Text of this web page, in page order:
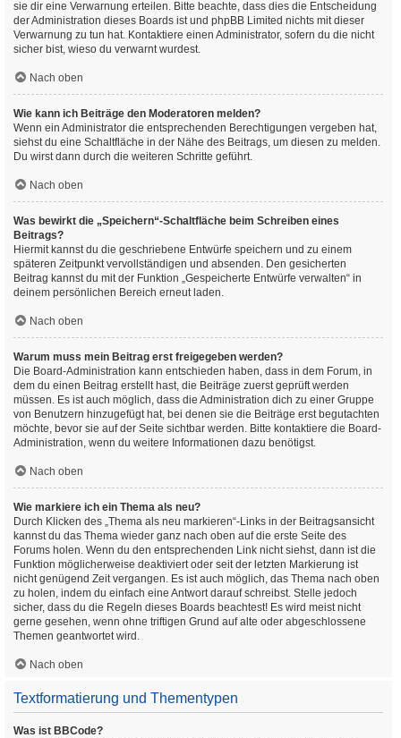
sie dir eine Verwarnung erteilen. Bitte beachte, dass dies die Entscheidung
der Administration dieses Boards ist und phpBB Limited nichts mit dieser
Verwarnung zu tun hat. Kontaktiere einen Administrator, sofern du die nicht
sicher bist, wieso du verwarnt wurdest.
Nach oben
Wie kann ich Beiträge den Moderatoren melden?
Wenn ein Administrator die entsprechenden Berechtigungen vergeben hat,
siehst du eine Schaltfläche in der Nähe des Beitrags, um diesen zu melden.
Du wirst dann durch die weiteren Schritte geführt.
Nach oben
Was bewirkt die „Speichern“-Schaltfläche beim Schreiben eines
Beitrags?
Hiermit kannst du die geschriebene Entwürfe speichern und zu einem
späteren Zeitpunkt vervollständigen und absenden. Den gesicherten
Beitrag kannst du mit der Funktion „Gespeicherte Entwürfe verwalten“ in
deinem persönlichen Bereich erneut laden.
Nach oben
Warum muss mein Beitrag erst freigegeben werden?
Die Board-Administration kann entschieden haben, dass in dem Forum, in
dem du einen Beitrag erstellt hast, die Beiträge zuerst geprüft werden
müssen. Es ist auch möglich, dass die Administration dich zu einer Gruppe
von Benutzern hinzugefügt hat, bei denen sie die Beiträge erst begutachten
möchte, bevor sie auf der Seite sichtbar werden. Bitte kontaktiere die Board-
Administration, wenn du weitere Informationen dazu benötigst.
Nach oben
Wie markiere ich ein Thema als neu?
Durch Klicken des „Thema als neu markieren“-Links in der Beitragsansicht
kannst du das Thema wieder ganz nach oben auf die erste Seite des
Forums holen. Wenn du den entsprechenden Link nicht siehst, dann ist die
Funktion möglicherweise deaktiviert oder seit der letzten Markierung ist
nicht genügend Zeit vergangen. Es ist auch möglich, das Thema nach oben
zu holen, indem du einfach eine Antwort darauf schreibst. Stelle jedoch
sicher, dass du die Regeln dieses Boards beachtest! Es wird meist nicht
gerne gesehen, wenn ohne triftigen Grund auf alte oder abgeschlossene
Themen geantwortet wird.
Nach oben
Textformatierung und Thementypen
Was ist BBCode?